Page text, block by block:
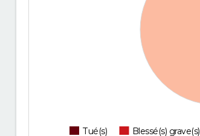
Tué(s) Blessé(s) grave(s)